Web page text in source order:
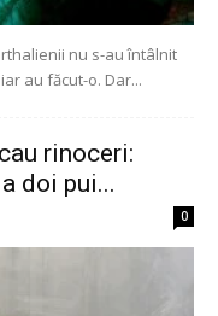
nu s-au întâlnit
au făcut-o. Dar...
rinoceri:
doi pui...
0